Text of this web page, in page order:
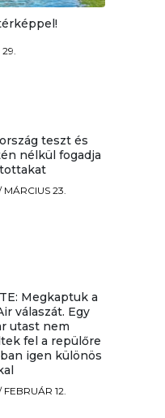
teszt és
nélkül fogadja
MÁRCIUS 23.
Megkaptuk a
válaszát. Egy
utast nem
fel a repülőre
igen különös
FEBRUÁR 12.